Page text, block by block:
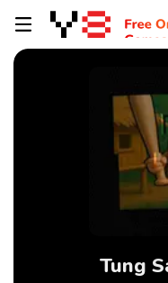
Tung